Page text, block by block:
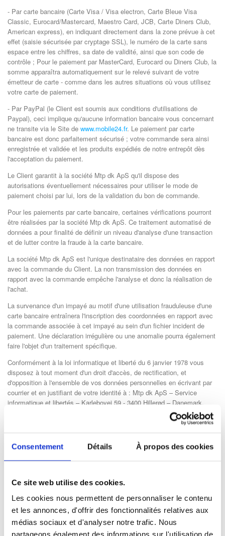
Consentement Détails À propos des cookies
Ce site web utilise des cookies.
Les cookies nous permettent de personnaliser le contenu
et les annonces, d'offrir des fonctionnalités relatives aux
médias sociaux et d'analyser notre trafic. Nous
partageons également des informations sur l'utilisation de
- Par carte bancaire (Carte Visa / Visa electron, Carte Bleue Visa
Classic, Eurocard/Mastercard, Maestro Card, JCB, Carte Diners Club,
American express), en indiquant directement dans la zone prévue à cet
effet (saisie sécurisée par cryptage SSL), le numéro de la carte sans
espace entre les chiffres, sa date de validité, ainsi que son code de
contrôle ; Pour le paiement par MasterCard, Eurocard ou Diners Club, la
somme apparaîtra automatiquement sur le relevé suivant de votre
émetteur de carte - comme dans les autres situations où vous utilisez
votre carte de paiement.
- Par PayPal (le Client est soumis aux conditions d'utilisations de
Paypal), ceci implique qu'aucune information bancaire vous concernant
ne transite via le Site de www.mobile24.fr. Le paiement par carte
bancaire est donc parfaitement sécurisé ; votre commande sera ainsi
enregistrée et validée et les produits expédiés de notre entrepôt dès
l'acceptation du paiement.
Le Client garantit à la société Mtp dk ApS qu'il dispose des
autorisations éventuellement nécessaires pour utiliser le mode de
paiement choisi par lui, lors de la validation du bon de commande.
Pour les paiements par carte bancaire, certaines vérifications pourront
être réalisées par la société Mtp dk ApS. Ce traitement automatisé de
données a pour finalité de définir un niveau d'analyse d'une transaction
et de lutter contre la fraude à la carte bancaire.
La société Mtp dk ApS est l'unique destinataire des données en rapport
avec la commande du Client. La non transmission des données en
rapport avec la commande empêche l'analyse et donc la réalisation de
l'achat.
La survenance d'un impayé au motif d'une utilisation frauduleuse d'une
carte bancaire entraînera l'inscription des coordonnées en rapport avec
la commande associée à cet impayé au sein d'un fichier incident de
paiement. Une déclaration irrégulière ou une anomalie pourra également
faire l'objet d'un traitement spécifique.
Conformément à la loi informatique et liberté du 6 janvier 1978 vous
disposez à tout moment d'un droit d'accès, de rectification, et
d'opposition à l'ensemble de vos données personnelles en écrivant par
courrier et en justifiant de votre identité à : Mtp dk ApS – Service
informatique et libertés – Karlebovej 59 - 3400 Hillerød – Danemark.
La société Mtp dk ApS se réserve le droit de refuser toute commande
un Acheteur qui n'aurait pas réglé totalement ou partiellement une
commande précédente.
à la PCI DSS ou Payment Card Industry Data Security Standard
(Norme de sécurité informatique des données de l'industrie des cartes
de paiement) exigée par toutes les principales associations de cartes
de crédit, y compris : American Express, Diners Club, Discover, JCB,
MasterCard Worldwide, Visa, Inc. et Visa Europe.